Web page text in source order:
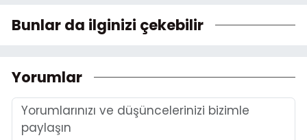
Bunlar da ilginizi çekebilir
Yorumlar